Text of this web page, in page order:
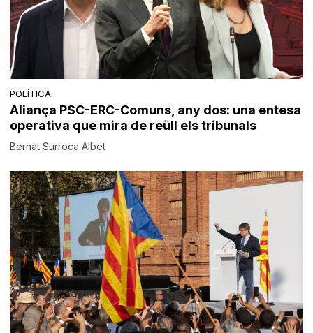
POLÍTICA
Aliança PSC-ERC-Comuns, any dos: una entesa
operativa que mira de reüll els tribunals
Bernat Surroca Albet